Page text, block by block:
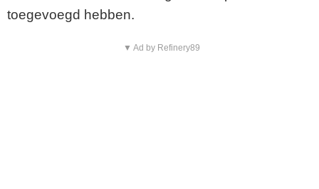
toegevoegd hebben.
▼ Ad by Refinery89